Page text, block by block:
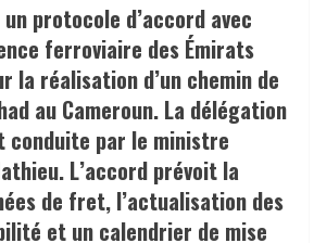
protocole d’accord avec
ferroviaire des Émirats
la réalisation d’un chemin de
au Cameroun. La délégation
conduite par le ministre
L’accord prévoit la
de fret, l’actualisation des
et un calendrier de mise